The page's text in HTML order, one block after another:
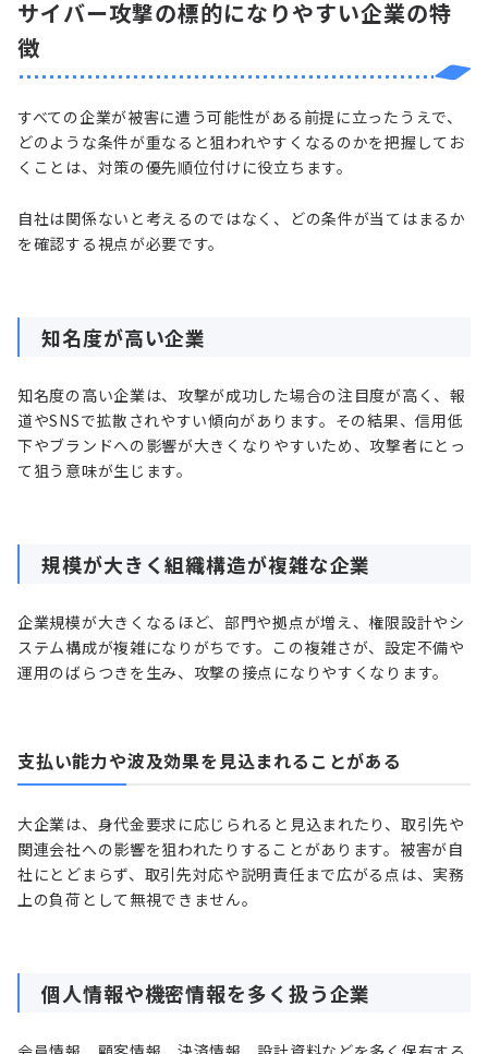
サイバー攻撃の標的になりやすい企業の特
徴
すべての企業が被害に遭う可能性がある前提に立ったうえで、
どのような条件が重なると狙われやすくなるのかを把握してお
くことは、対策の優先順位付けに役立ちます。
自社は関係ないと考えるのではなく、どの条件が当てはまるか
を確認する視点が必要です。
知名度が高い企業
知名度の高い企業は、攻撃が成功した場合の注目度が高く、報
道やSNSで拡散されやすい傾向があります。その結果、信用低
下やブランドへの影響が大きくなりやすいため、攻撃者にとっ
て狙う意味が生じます。
規模が大きく組織構造が複雑な企業
企業規模が大きくなるほど、部門や拠点が増え、権限設計やシ
ステム構成が複雑になりがちです。この複雑さが、設定不備や
運用のばらつきを生み、攻撃の接点になりやすくなります。
支払い能力や波及効果を見込まれることがある
大企業は、身代金要求に応じられると見込まれたり、取引先や
関連会社への影響を狙われたりすることがあります。被害が自
社にとどまらず、取引先対応や説明責任まで広がる点は、実務
上の負荷として無視できません。
個人情報や機密情報を多く扱う企業